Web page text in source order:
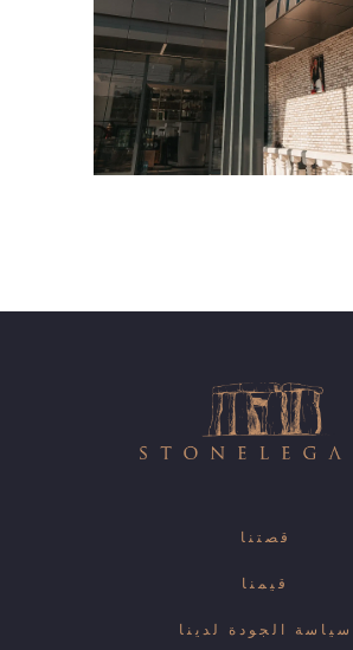
قصتنا
قيمنا
سياسة الجودة لدينا